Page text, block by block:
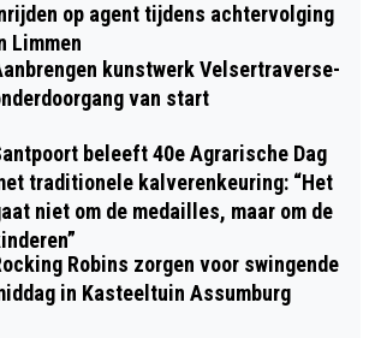
op agent tijdens achtervolging
Limmen
kunstwerk Velsertraverse-
van start
beleeft 40e Agrarische Dag
traditionele kalverenkeuring: “Het
niet om de medailles, maar om de
Robins zorgen voor swingende
in Kasteeltuin Assumburg